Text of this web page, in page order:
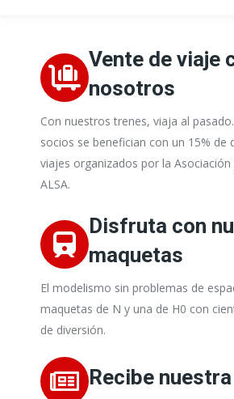
Vente de viaje
nosotros
Con nuestros trenes, viaja al
socios se benefician con un 15% de
viajes organizados por la
ALSA.
Disfruta con
maquetas
El modelismo sin problemas de
maquetas de N y una de H0 con
de diversión.
Recibe